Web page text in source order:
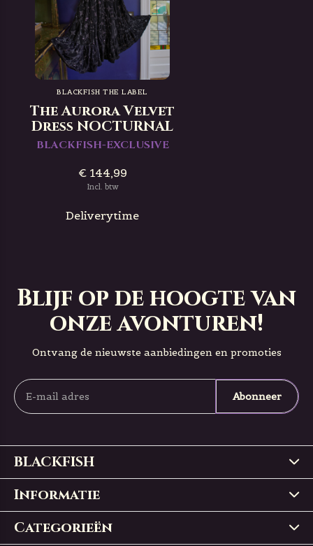
BLACKFISH THE LABEL
The Aurora Velvet
Dress NOCTURNAL
BLACKFISH-EXCLUSIVE
€ 144,99
Incl. btw
Deliverytime
Blijf op de hoogte van
onze avonturen!
Ontvang de nieuwste aanbiedingen en promoties
Abonneer
BLACKFISH
Informatie
Categorieën